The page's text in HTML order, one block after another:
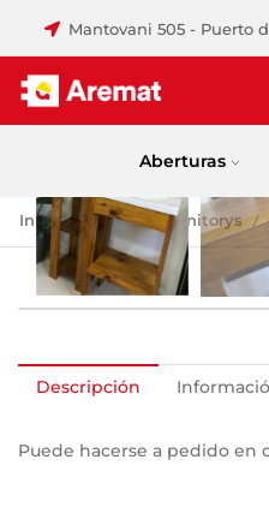
Mantovani 505 - Puerto
Aberturas
Inicio / Baños / Vanitorys /
Descripción
Puede hacerse a pedido en